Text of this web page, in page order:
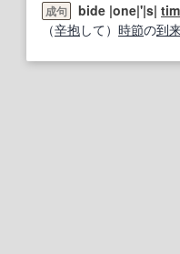
成句 bide |one|'|s|
（辛抱して） 時節の到